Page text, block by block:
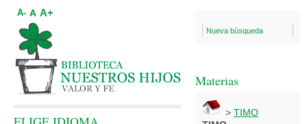
Nueva búsqueda
Materias
> TIMO
A- A A+